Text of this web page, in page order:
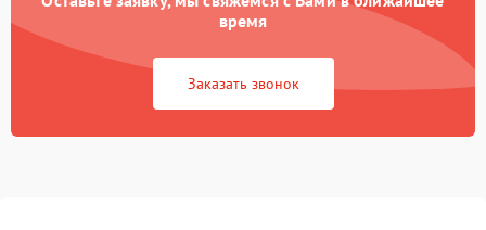
время
Заказать звонок